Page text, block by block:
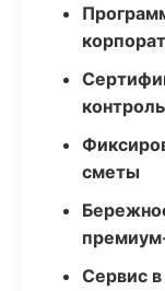
сметы
Сервис